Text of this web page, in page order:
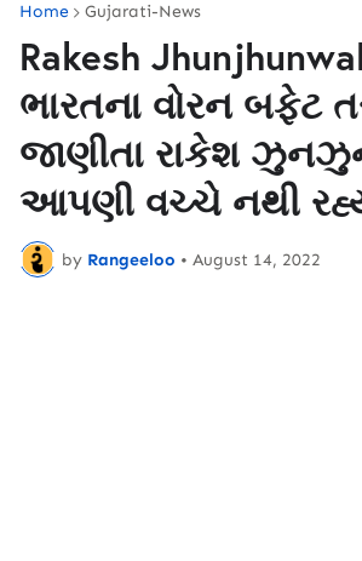
Home Gujarati-News
Rakesh
ભારતના વોરન બફેટ
જાણીતા રાકેશ
આપણી વચ્ચે નથી
by Rangeeloo • August 14, 2022